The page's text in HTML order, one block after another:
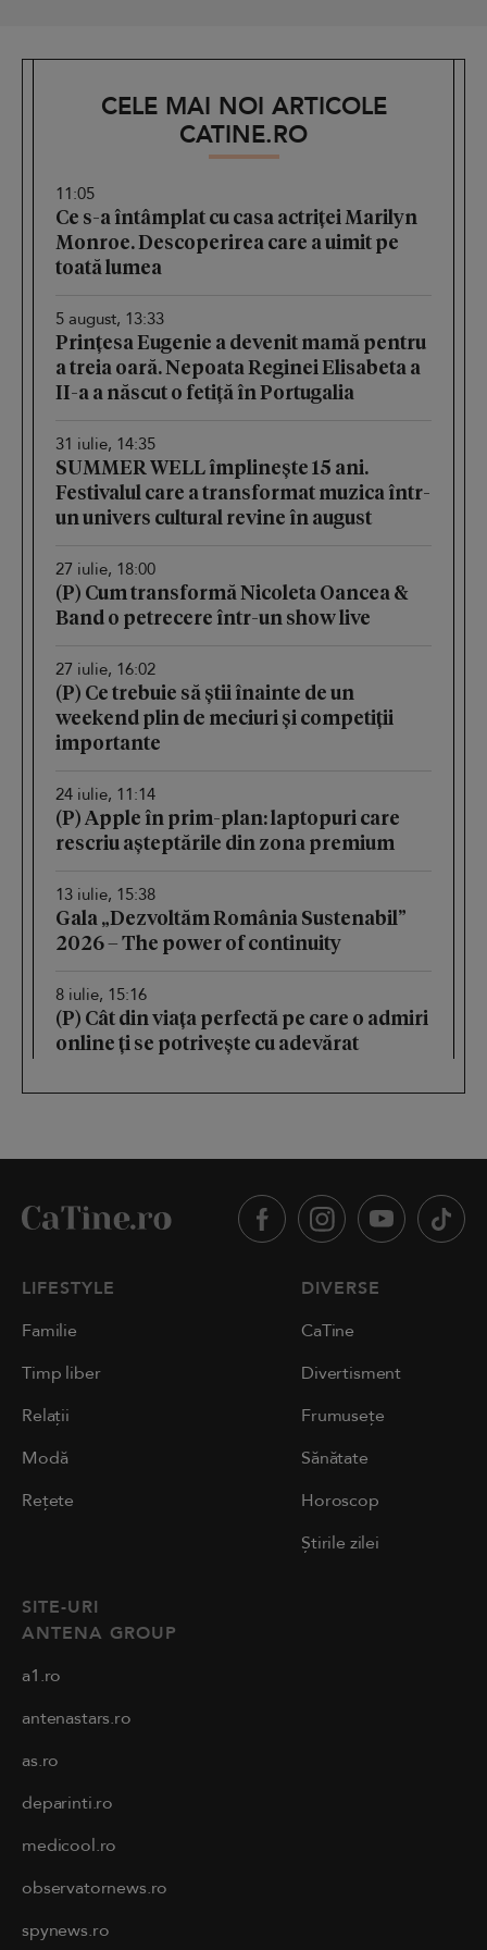
CELE MAI NOI ARTICOLE
CATINE.RO
11:05
Ce s-a întâmplat cu casa actriței Marilyn
Monroe. Descoperirea care a uimit pe
toată lumea
5 august, 13:33
Prințesa Eugenie a devenit mamă pentru
a treia oară. Nepoata Reginei Elisabeta a
II-a a născut o fetiță în Portugalia
31 iulie, 14:35
SUMMER WELL împlinește 15 ani.
Festivalul care a transformat muzica într-
un univers cultural revine în august
27 iulie, 18:00
(P) Cum transformă Nicoleta Oancea &
Band o petrecere într-un show live
27 iulie, 16:02
(P) Ce trebuie să știi înainte de un
weekend plin de meciuri și competiții
importante
24 iulie, 11:14
(P) Apple în prim-plan: laptopuri care
rescriu așteptările din zona premium
13 iulie, 15:38
Gala „Dezvoltăm România Sustenabil”
2026 – The power of continuity
8 iulie, 15:16
(P) Cât din viața perfectă pe care o admiri
online ți se potrivește cu adevărat
LIFESTYLE
Familie
Timp liber
Relații
Modă
Rețete
DIVERSE
CaTine
Divertisment
Frumusețe
Sănătate
Horoscop
Știrile zilei
SITE-URI
ANTENA GROUP
a1.ro
antenastars.ro
as.ro
deparinti.ro
medicool.ro
observatornews.ro
spynews.ro